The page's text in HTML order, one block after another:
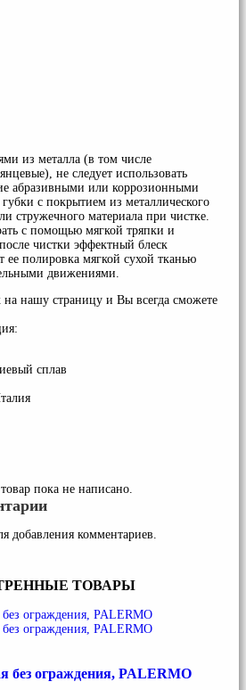
из металла (в том числе
не следует использовать
абразивными или коррозионными
с покрытием из металлического
стружечного материала при чистке.
с помощью мягкой тряпки и
чистки эффектный блеск
ее полировка мягкой сухой тканью
движениями.
на нашу страницу и Вы всегда сможете
сплав
пока не написано.
добавления комментариев.
ТОВАРЫ
без ограждения, PALERMO